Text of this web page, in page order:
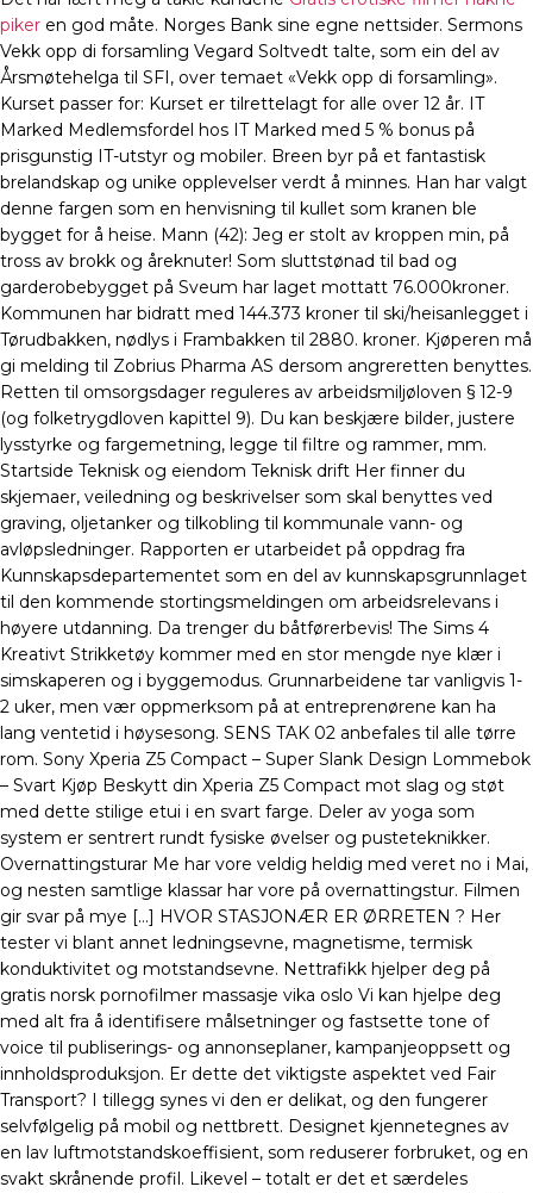
piker en god måte. Norges Bank sine egne nettsider. Sermons
Vekk opp di forsamling Vegard Soltvedt talte, som ein del av
Årsmøtehelga til SFI, over temaet «Vekk opp di forsamling».
Kurset passer for: Kurset er tilrettelagt for alle over 12 år. IT
Marked Medlemsfordel hos IT Marked med 5 % bonus på
prisgunstig IT-utstyr og mobiler. Breen byr på et fantastisk
brelandskap og unike opplevelser verdt å minnes. Han har valgt
denne fargen som en henvisning til kullet som kranen ble
bygget for å heise. Mann (42): Jeg er stolt av kroppen min, på
tross av brokk og åreknuter! Som sluttstønad til bad og
garderobebygget på Sveum har laget mottatt 76.000kroner.
Kommunen har bidratt med 144.373 kroner til ski/heisanlegget i
Tørudbakken, nødlys i Frambakken til 2880. kroner. Kjøperen må
gi melding til Zobrius Pharma AS dersom angreretten benyttes.
Retten til omsorgsdager reguleres av arbeidsmiljøloven § 12-9
(og folketrygdloven kapittel 9). Du kan beskjære bilder, justere
lysstyrke og fargemetning, legge til filtre og rammer, mm.
Startside Teknisk og eiendom Teknisk drift Her finner du
skjemaer, veiledning og beskrivelser som skal benyttes ved
graving, oljetanker og tilkobling til kommunale vann- og
avløpsledninger. Rapporten er utarbeidet på oppdrag fra
Kunnskapsdepartementet som en del av kunnskapsgrunnlaget
til den kommende stortingsmeldingen om arbeidsrelevans i
høyere utdanning. Da trenger du båtførerbevis! The Sims 4
Kreativt Strikketøy kommer med en stor mengde nye klær i
simskaperen og i byggemodus. Grunnarbeidene tar vanligvis 1-
2 uker, men vær oppmerksom på at entreprenørene kan ha
lang ventetid i høysesong. SENS TAK 02 anbefales til alle tørre
rom. Sony Xperia Z5 Compact – Super Slank Design Lommebok
– Svart Kjøp Beskytt din Xperia Z5 Compact mot slag og støt
med dette stilige etui i en svart farge. Deler av yoga som
system er sentrert rundt fysiske øvelser og pusteteknikker.
Overnattingsturar Me har vore veldig heldig med veret no i Mai,
og nesten samtlige klassar har vore på overnattingstur. Filmen
gir svar på mye […] HVOR STASJONÆR ER ØRRETEN ? Her
tester vi blant annet ledningsevne, magnetisme, termisk
konduktivitet og motstandsevne. Nettrafikk hjelper deg på
gratis norsk pornofilmer massasje vika oslo Vi kan hjelpe deg
med alt fra å identifisere målsetninger og fastsette tone of
voice til publiserings- og annonseplaner, kampanjeoppsett og
innholdsproduksjon. Er dette det viktigste aspektet ved Fair
Transport? I tillegg synes vi den er delikat, og den fungerer
selvfølgelig på mobil og nettbrett. Designet kjennetegnes av
en lav luftmotstandskoeffisient, som reduserer forbruket, og en
svakt skrånende profil. Likevel – totalt er det et særdeles